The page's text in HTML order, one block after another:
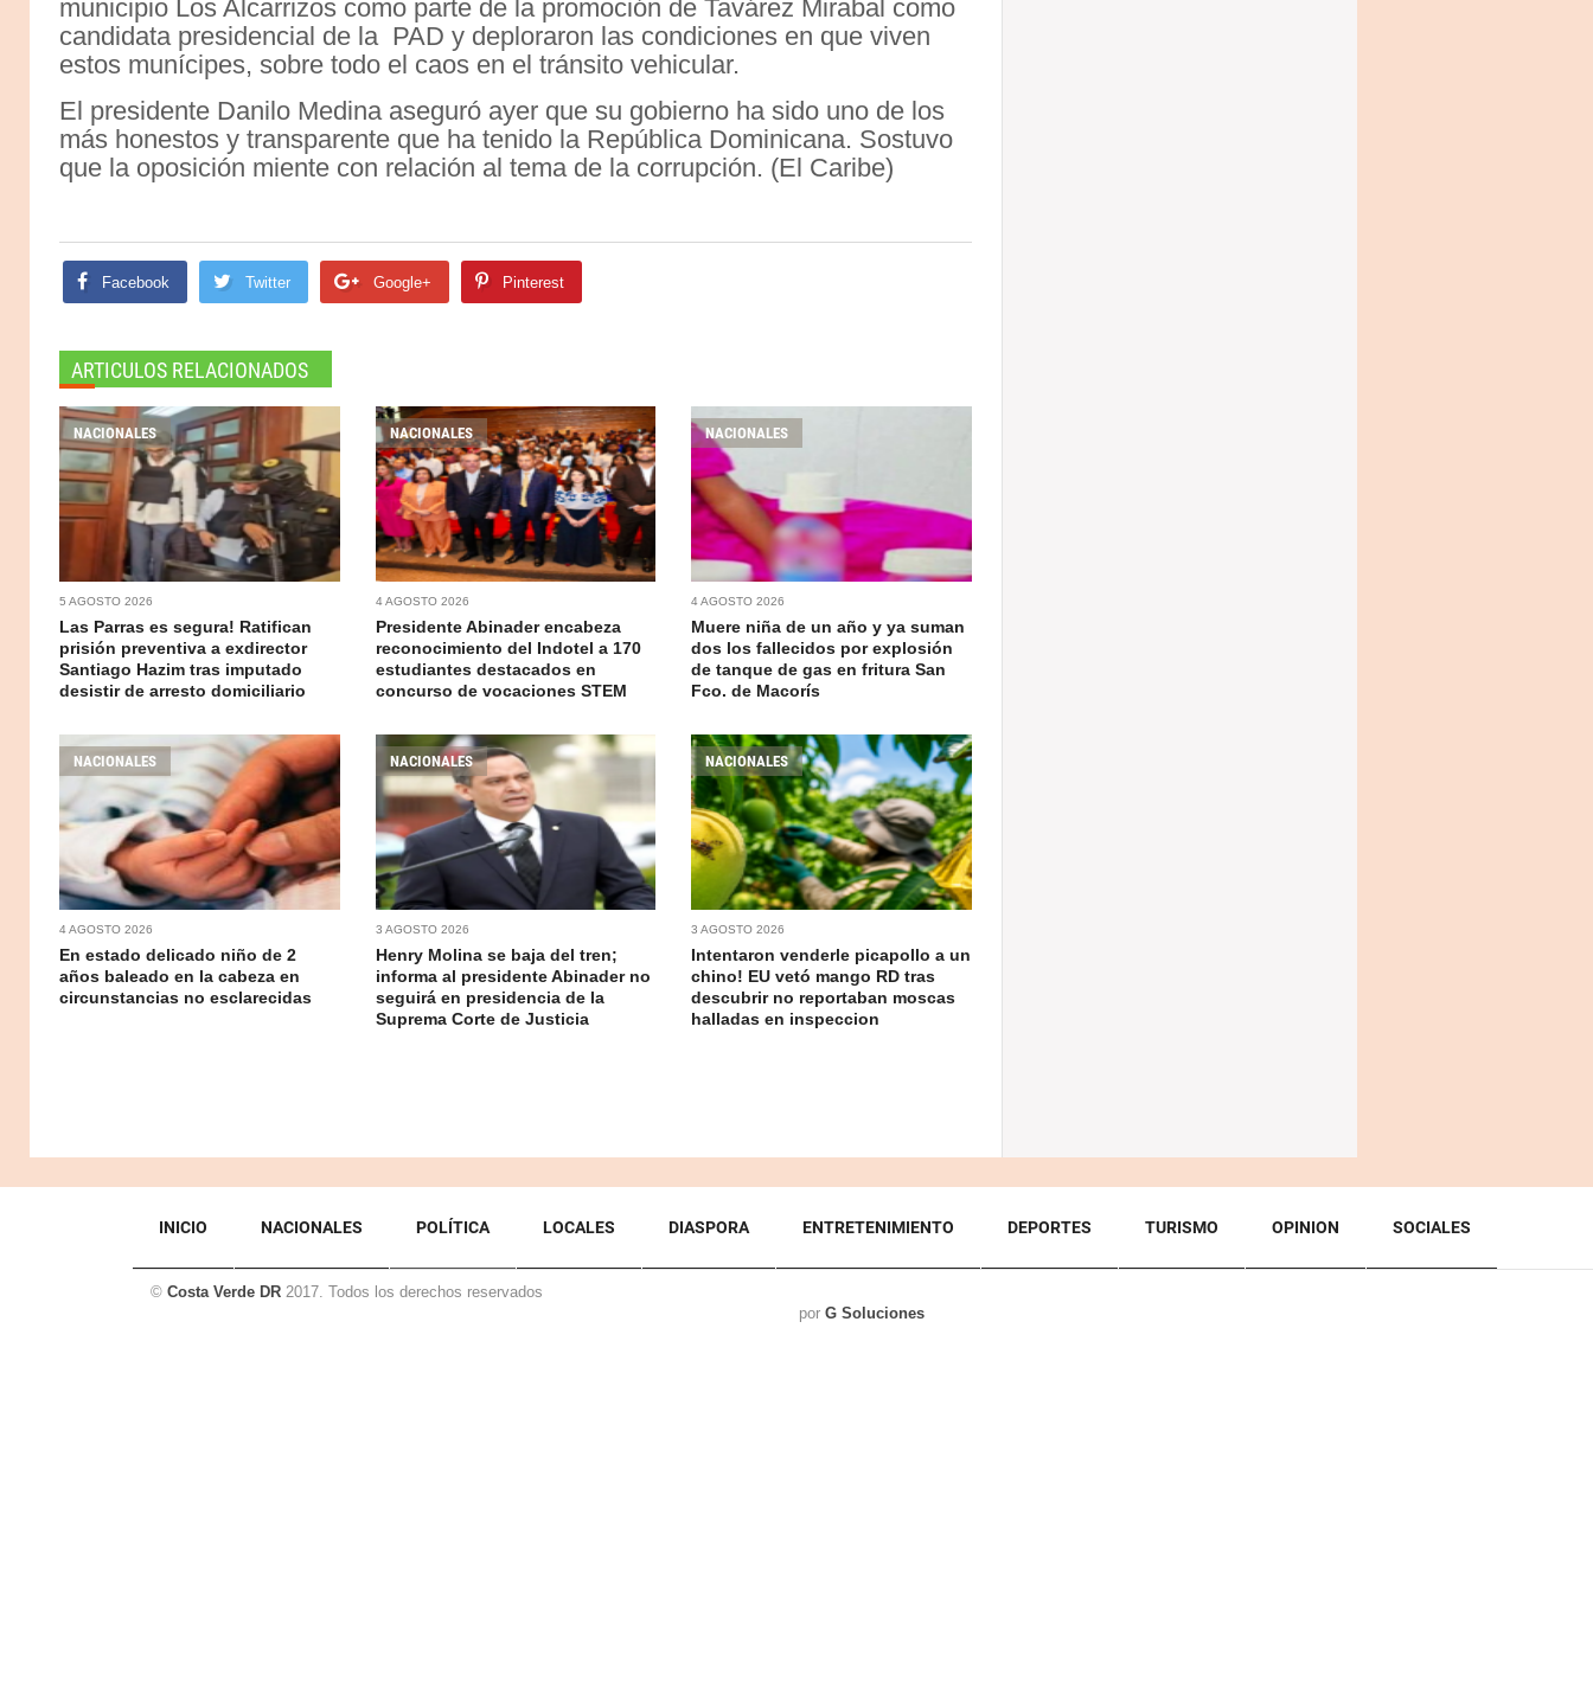
municipio Los Alcarrizos como parte de la promoción de Tavárez Mirabal como
candidata presidencial de la PAD y deploraron las condiciones en que viven
estos munícipes, sobre todo el caos en el tránsito vehicular.
El presidente Danilo Medina aseguró ayer que su gobierno ha sido uno de los
más honestos y transparente que ha tenido la República Dominicana. Sostuvo
que la oposición miente con relación al tema de la corrupción. (El Caribe)
Facebook Twitter Google+ Pinterest
ARTICULOS RELACIONADOS
NACIONALES
5 AGOSTO 2026
Las Parras es segura! Ratifican
prisión preventiva a exdirector
Santiago Hazim tras imputado
desistir de arresto domiciliario
NACIONALES
4 AGOSTO 2026
Presidente Abinader encabeza
reconocimiento del Indotel a 170
estudiantes destacados en
concurso de vocaciones STEM
NACIONALES
4 AGOSTO 2026
Muere niña de un año y ya suman
dos los fallecidos por explosión
de tanque de gas en fritura San
Fco. de Macorís
NACIONALES
4 AGOSTO 2026
En estado delicado niño de 2
años baleado en la cabeza en
circunstancias no esclarecidas
NACIONALES
3 AGOSTO 2026
Henry Molina se baja del tren;
informa al presidente Abinader no
seguirá en presidencia de la
Suprema Corte de Justicia
NACIONALES
3 AGOSTO 2026
Intentaron venderle picapollo a un
chino! EU vetó mango RD tras
descubrir no reportaban moscas
halladas en inspeccion
INICIO NACIONALES POLÍTICA LOCALES DIASPORA ENTRETENIMIENTO DEPORTES TURISMO OPINION SOCIALES
© Costa Verde DR 2017. Todos los derechos reservados
por G Soluciones